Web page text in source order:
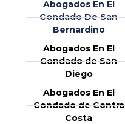
Abogados En El
Condado De San
Bernardino
Abogados En El
Condado de San
Diego
Abogados En El
Condado de Contra
Costa